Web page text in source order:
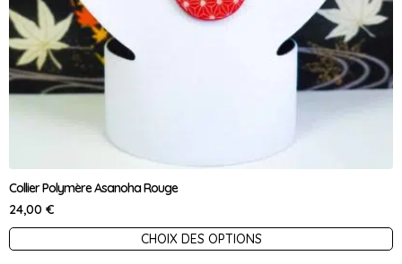
Collier Polymère Asanoha Rouge
24,00 €
CHOIX DES OPTIONS
Ce